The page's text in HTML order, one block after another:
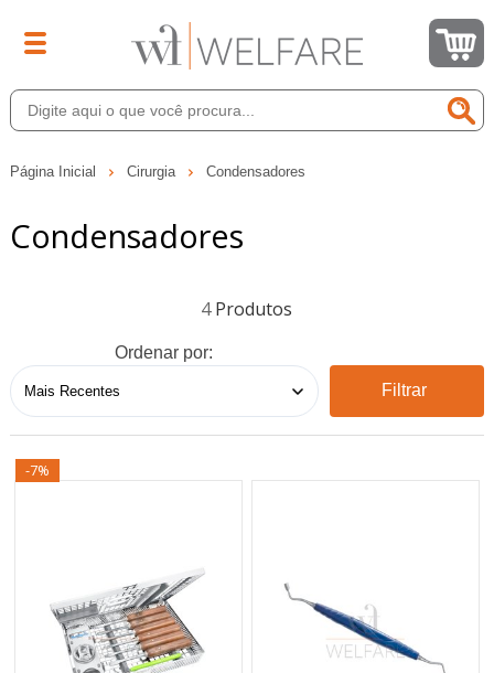
Página Inicial Cirurgia Condensadores
Condensadores
4
Ordenar por:
Filtrar
-7%